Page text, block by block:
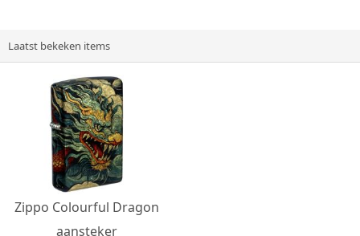
Laatst bekeken items
Zippo Colourful Dragon
aansteker